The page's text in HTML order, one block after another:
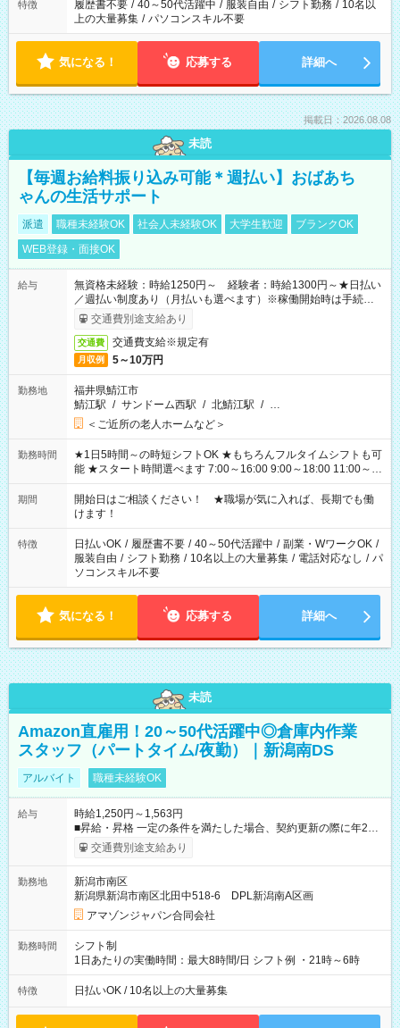
特徴 履歴書不要 / 40～50代活躍中 / 服装自由 / シフト勤務 / 10名以
上の大量募集 / パソコンスキル不要
気になる！ 応募する 詳細へ
掲載日：2026.08.08
未読
【毎週お給料振り込み可能＊週払い】おばあち
ゃんの生活サポート
派遣 職種未経験OK 社会人未経験OK 大学生歓迎
ブランクOK
WEB登録・面接OK
給与
無資格未経験：時給1250円～ 経験者：時給1300円～★日払い
／週払い制度あり（月払いも選べます）※稼働開始時は手続き完
了次第のお支払いとなります。
交通費別途支給あり
交通費 交通費支給※規定有
月収例 5～10万円
勤務地
福井県鯖江市
鯖江駅 / サンドーム西駅 / 北鯖江駅 / …
＜ご近所の老人ホームなど＞
勤務時間
★1日5時間～の時短シフトOK ★もちろんフルタイムシフトも可
能 ★スタート時間選べます 7:00～16:00 9:00～18:00 11:00～
20:00 など 残業なし！ ※Wワークの場合、他のお仕事と合わせ
週40時間超の就業はご案内できません ※法令に基づき、週20時
間以上勤務は社会保険への加入対象となります ※労働者派遣法
（日雇い派遣の原則禁止）により、短時間・短期間の就業はご
案内が難しい場合があります
期間
開始日はご相談ください！ ★職場が気に入れば、長期でも働
けます！
特徴 日払いOK / 履歴書不要 / 40～50代活躍中 / 副業・WワークOK /
服装自由 / シフト勤務 / 10名以上の大量募集 / 電話対応なし / パ
ソコンスキル不要
気になる！ 応募する 詳細へ
未読
Amazon直雇用！20～50代活躍中◎倉庫内作業
スタッフ（パートタイム/夜勤）｜新潟南DS
アルバイト 職種未経験OK
給与
時給1,250円～1,563円
■昇給・昇格 一定の条件を満たした場合、契約更新の際に年2回
まで昇給の機会があります。 ■正社員登用制度あり ※月末締/翌
月25日支払い ※時間外手当、別途支給 ※深夜割増賃金 (22:00～
☆Amazon直雇用で安定して働けます！ 【試用期間】試用期間
あり 試用期間の長さ：1週間 雇用形態、給与は本採用時と同じ
です。
交通費別途支給あり
勤務地
新潟市南区
新潟県新潟市南区北田中518-6 DPL新潟南A区画
アマゾンジャパン合同会社
勤務時間
シフト制
1日あたりの実働時間：最大8時間/日 シフト例 ・21時～6時
特徴 日払いOK / 10名以上の大量募集